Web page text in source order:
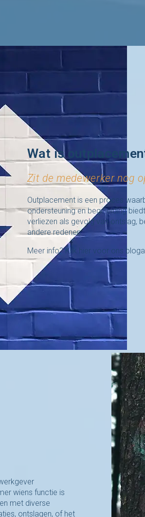
Wat is
Zit de medewerker nog
Outplacement is een proces
ondersteuning en begeleiding
verliezen als gevolg van ontslag,
andere redenen.
Meer info? Klik hier voor ons
wiens functie is
met diverse
ontslagen, of het